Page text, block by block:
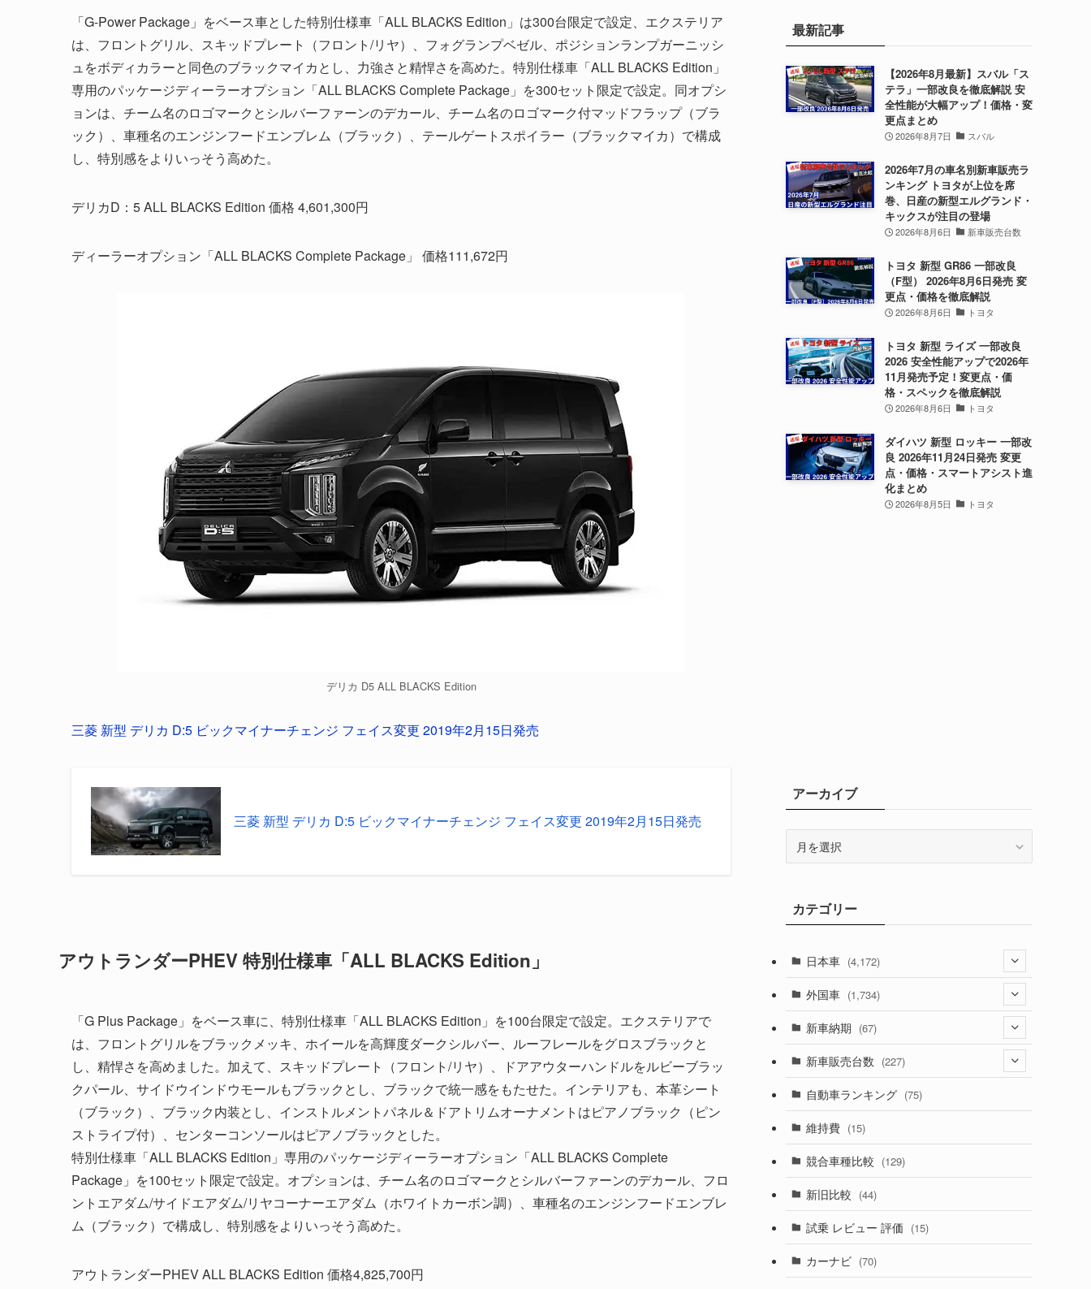
「G-Power Package」をベース車とした特別仕様車「ALL BLACKS Edition」は300台限定で設定、エクステリア
は、フロントグリル、スキッドプレート（フロント/リヤ）、フォグランプベゼル、ポジションランプガーニッシ
ュをボディカラーと同色のブラックマイカとし、力強さと精悍さを高めた。特別仕様車「ALL BLACKS Edition」
専用のパッケージディーラーオプション「ALL BLACKS Complete Package」を300セット限定で設定。同オプシ
ョンは、チーム名のロゴマークとシルバーファーンのデカール、チーム名のロゴマーク付マッドフラップ（ブラ
ック）、車種名のエンジンフードエンブレム（ブラック）、テールゲートスポイラー（ブラックマイカ）で構成
し、特別感をよりいっそう高めた。
デリカD：5 ALL BLACKS Edition 価格 4,601,300円
ディーラーオプション「ALL BLACKS Complete Package」 価格111,672円
デリカ D5 ALL BLACKS Edition
三菱 新型 デリカ D:5 ビックマイナーチェンジ フェイス変更 2019年2月15日発売
三菱 新型 デリカ D:5 ビックマイナーチェンジ フェイス変更 2019年2月15日発売
アウトランダーPHEV 特別仕様車「ALL BLACKS Edition」
「G Plus Package」をベース車に、特別仕様車「ALL BLACKS Edition」を100台限定で設定。エクステリアで
は、フロントグリルをブラックメッキ、ホイールを高輝度ダークシルバー、ルーフレールをグロスブラックと
し、精悍さを高めました。加えて、スキッドプレート（フロント/リヤ）、ドアアウターハンドルをルビーブラッ
クパール、サイドウインドウモールもブラックとし、ブラックで統一感をもたせた。インテリアも、本革シート
（ブラック）、ブラック内装とし、インストルメントパネル＆ドアトリムオーナメントはピアノブラック（ピン
ストライプ付）、センターコンソールはピアノブラックとした。
特別仕様車「ALL BLACKS Edition」専用のパッケージディーラーオプション「ALL BLACKS Complete
Package」を100セット限定で設定。オプションは、チーム名のロゴマークとシルバーファーンのデカール、フロ
ントエアダム/サイドエアダム/リヤコーナーエアダム（ホワイトカーボン調）、車種名のエンジンフードエンブレ
ム（ブラック）で構成し、特別感をよりいっそう高めた。
アウトランダーPHEV ALL BLACKS Edition 価格4,825,700円
最新記事
【2026年8月最新】スバル「ス
テラ」一部改良を徹底解説 安
全性能が大幅アップ！価格・変
更点まとめ
2026年8月7日 スバル
2026年7月の車名別新車販売ラ
ンキング トヨタが上位を席
巻、日産の新型エルグランド・
キックスが注目の登場
2026年8月6日 新車販売台数
トヨタ 新型 GR86 一部改良
（F型） 2026年8月6日発売 変
更点・価格を徹底解説
2026年8月6日 トヨタ
トヨタ 新型 ライズ 一部改良
2026 安全性能アップで2026年
11月発売予定！変更点・価
格・スペックを徹底解説
2026年8月6日 トヨタ
ダイハツ 新型 ロッキー 一部改
良 2026年11月24日発売 変更
点・価格・スマートアシスト進
化まとめ
2026年8月5日 トヨタ
アーカイブ
ブカテゴリー
日本車 (4,172)
(1,321)
(329)
(525)
(357)
(328)
(194)
(230)
(253)
外国車 (1,734)
(188)
(242)
(85)
(84)
(14)
(222)
(50)
(58)
新車納期 (67)
(28)
(8)
(3)
(3)
(5)
(1)
新車販売台数 (227)
(21)
(5)
(7)
(5)
自動車ランキング (75)
維持費 (15)
競合車種比較 (129)
新旧比較 (44)
試乗 レビュー 評価 (15)
カーナビ (70)